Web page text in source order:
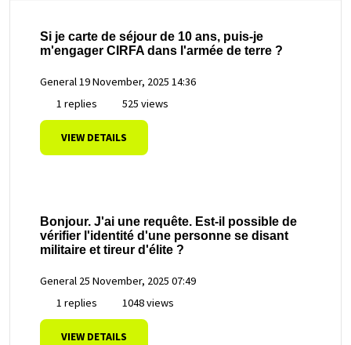
Si je carte de séjour de 10 ans, puis-je
m'engager CIRFA dans l'armée de terre ?
General19 November, 2025 14:36
1 replies
525 views
VIEW DETAILS
Bonjour. J'ai une requête. Est-il possible de
vérifier l'identité d'une personne se disant
militaire et tireur d'élite ?
General 25 November, 2025 07:49
1 replies
1048 views
VIEW DETAILS